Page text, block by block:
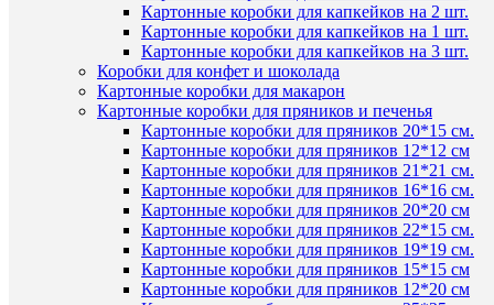
Картонные коробки для капкейков на 2 шт.
Картонные коробки для капкейков на 1 шт.
Картонные коробки для капкейков на 3 шт.
Коробки для конфет и шоколада
Картонные коробки для макарон
Картонные коробки для пряников и печенья
Картонные коробки для пряников 20*15 см.
Картонные коробки для пряников 12*12 см
Картонные коробки для пряников 21*21 см.
Картонные коробки для пряников 16*16 см.
Картонные коробки для пряников 20*20 см
Картонные коробки для пряников 22*15 см.
Картонные коробки для пряников 19*19 см.
Картонные коробки для пряников 15*15 см
Картонные коробки для пряников 12*20 см
В
В
наличии
Черная
100
гр.
115
руб.
/
шт
В
корзину
Купить
в
Наличие
в